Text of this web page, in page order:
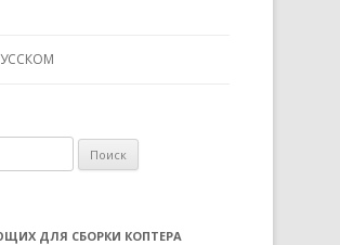
ДЛЯ СБОРКИ КОПТЕРА